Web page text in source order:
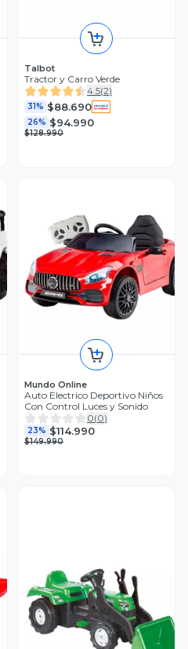
Talbot
Tractor y Carro Verde
4.5(2)
31% $88.690
26% $94.990
$128.990
Mundo Online
Auto Electrico Deportivo Niños
Con Control Luces y Sonido
0(0)
23% $114.990
$149.990